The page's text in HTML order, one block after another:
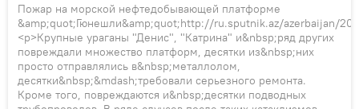
Пожар на морской нефтедобывающей платформе
&amp;quot;Гюнешли&amp;quot;http://ru.sputnik.az/azerbaijan/
<p>Крупные ураганы "Денис", "Катрина" и&nbsp;ряд других
повреждали множество платформ, десятки из&nbsp;них
просто отправлялись в&nbsp;металлолом,
десятки&nbsp;&mdash;требовали серьезного ремонта.
Кроме того, повреждаются и&nbsp;десятки подводных